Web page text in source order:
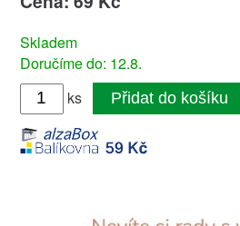
Skladem
Doručíme do: 12.8.
ks
Přidat do košíku